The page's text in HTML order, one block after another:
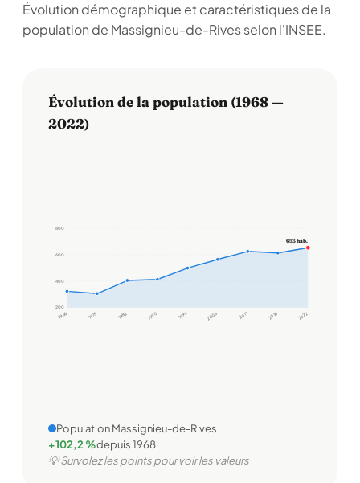
Évolution démographique et caractéristiques de la
population de Massignieu-de-Rives selon l'INSEE.
Évolution de la population (1968 —
2022)
200
400
600
800
1968 1975 1982 1990 1999 2006 2011 2016 2022
653 hab.
Population Massignieu-de-Rives
+102,2 %depuis 1968
💡 Survolez les points pour voir les valeurs